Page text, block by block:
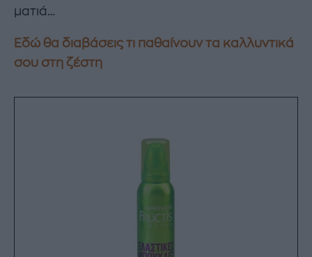
ματιά…
Εδώ θα διαβάσεις τι παθαίνουν τα καλλυντικά
σου στη ζέστη